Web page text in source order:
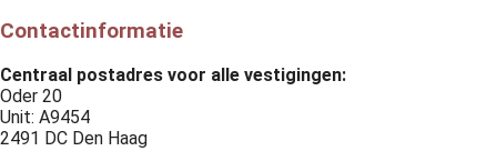
Contactinformatie
Centraal postadres voor alle vestigingen:
Oder 20
Unit: A9454
2491 DC Den Haag